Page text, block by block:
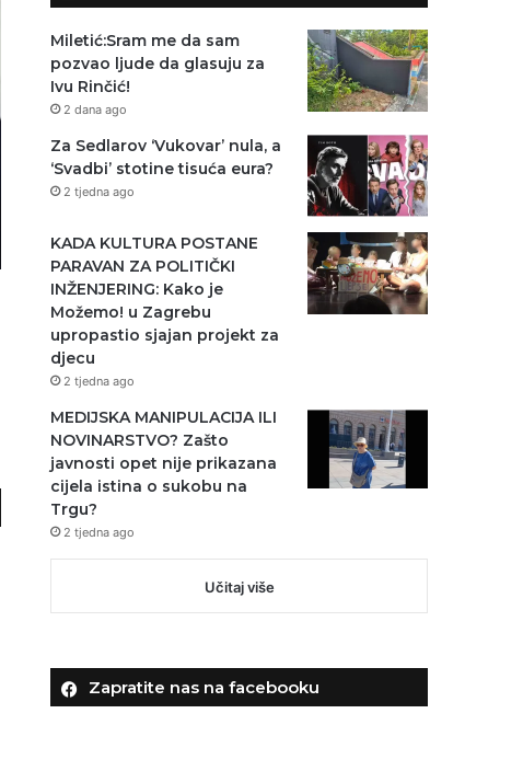
Miletić:Sram me da sam
pozvao ljude da glasuju za
Ivu Rinčić!
2 dana ago
Za Sedlarov ‘Vukovar’ nula, a
‘Svadbi’ stotine tisuća eura?
2 tjedna ago
KADA KULTURA POSTANE
PARAVAN ZA POLITIČKI
INŽENJERING: Kako je
Možemo! u Zagrebu
upropastio sjajan projekt za
djecu
2 tjedna ago
MEDIJSKA MANIPULACIJA ILI
NOVINARSTVO? Zašto
javnosti opet nije prikazana
cijela istina o sukobu na
Trgu?
2 tjedna ago
Učitaj više
Zapratite nas na facebooku